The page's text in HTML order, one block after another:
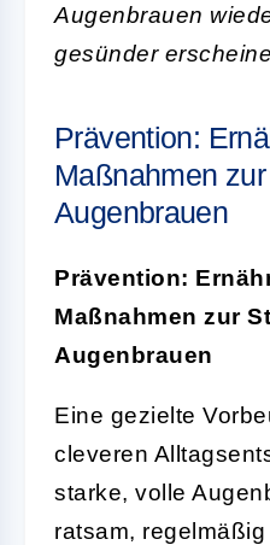
Augenbrauen
gesünder
Prävention:
Maßnahmen
Augenbrauen
Prävention:
Maßnahmen zur
Augenbrauen
Eine gezielte
cleveren
starke, volle
ratsam,